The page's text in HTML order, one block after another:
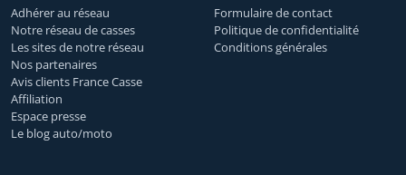
Adhérer au réseau
Notre réseau de casses
Les sites de notre réseau
Nos partenaires
Avis clients France Casse
Affiliation
Espace presse
Le blog auto/moto
Formulaire de contact
Politique de confidentialité
Conditions générales